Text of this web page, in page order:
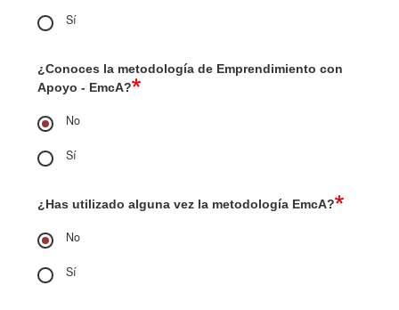
Sí
¿Conoces la metodología de Emprendimiento con
Apoyo - EmcA?
No
Sí
¿Has utilizado alguna vez la metodología EmcA?
No
Sí